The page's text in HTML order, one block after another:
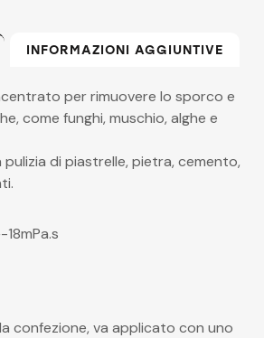
INFORMAZIONI AGGIUNTIVE
per rimuovere lo sporco e
come funghi, muschio, alghe e
di piastrelle, pietra, cemento,
confezione, va applicato con uno